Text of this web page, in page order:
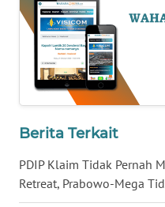
Berita Terkait
PDIP Klaim Tidak Pernah
Retreat, Prabowo-Mega
SULSEL
WN
GORONTALO
WN
SULUT
WN
MALUKU